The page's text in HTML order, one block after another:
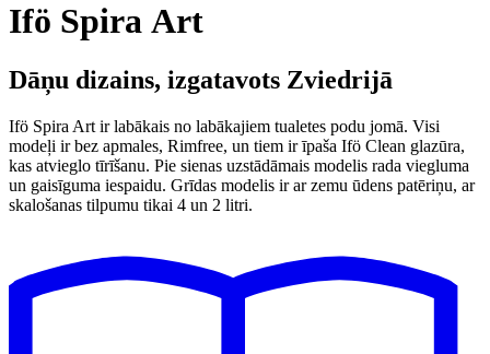
Ifö Spira Art
Dāņu dizains, izgatavots Zviedrijā
Ifö Spira Art ir labākais no labākajiem tualetes podu jomā. Visi
modeļi ir bez apmales, Rimfree, un tiem ir īpaša Ifö Clean glazūra,
kas atvieglo tīrīšanu. Pie sienas uzstādāmais modelis rada viegluma
un gaisīguma iespaidu. Grīdas modelis ir ar zemu ūdens patēriņu, ar
skalošanas tilpumu tikai 4 un 2 litri.